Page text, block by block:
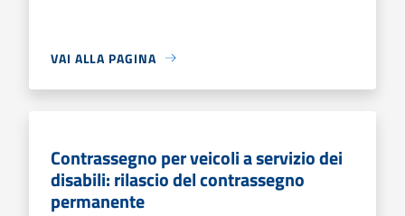
VAI ALLA PAGINA
Contrassegno per veicoli a servizio dei
disabili: rilascio del contrassegno
permanente